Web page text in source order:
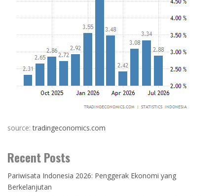
source:tradingeconomics.com
Recent Posts
Pariwisata Indonesia 2026: Penggerak Ekonomi yang
Berkelanjutan